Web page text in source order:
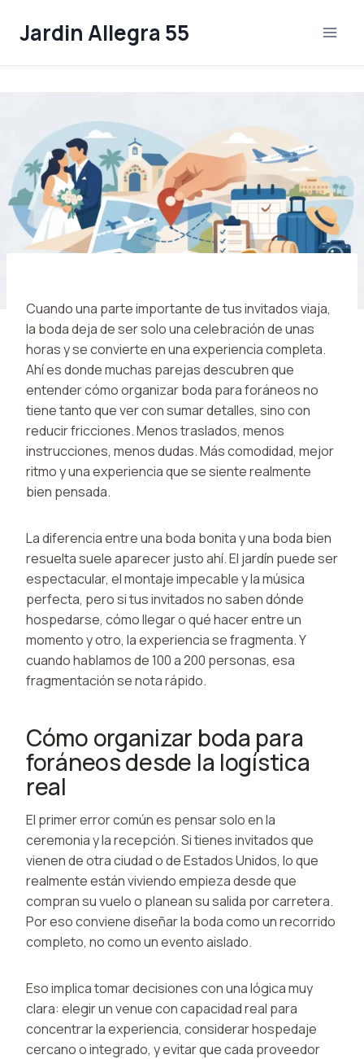
Jardin Allegra 55
Cuando una parte importante de tus invitados viaja,
la boda deja de ser solo una celebración de unas
horas y se convierte en una experiencia completa.
Ahí es donde muchas parejas descubren que
entender cómo organizar boda para foráneos no
tiene tanto que ver con sumar detalles, sino con
reducir fricciones. Menos traslados, menos
instrucciones, menos dudas. Más comodidad, mejor
ritmo y una experiencia que se siente realmente
bien pensada.
La diferencia entre una boda bonita y una boda bien
resuelta suele aparecer justo ahí. El jardín puede ser
espectacular, el montaje impecable y la música
perfecta, pero si tus invitados no saben dónde
hospedarse, cómo llegar o qué hacer entre un
momento y otro, la experiencia se fragmenta. Y
cuando hablamos de 100 a 200 personas, esa
fragmentación se nota rápido.
Cómo organizar boda para
foráneos desde la logística
real
El primer error común es pensar solo en la
ceremonia y la recepción. Si tienes invitados que
vienen de otra ciudad o de Estados Unidos, lo que
realmente están viviendo empieza desde que
compran su vuelo o planean su salida por carretera.
Por eso conviene diseñar la boda como un recorrido
completo, no como un evento aislado.
Eso implica tomar decisiones con una lógica muy
clara: elegir un venue con capacidad real para
concentrar la experiencia, considerar hospedaje
cercano o integrado, y evitar que cada proveedor